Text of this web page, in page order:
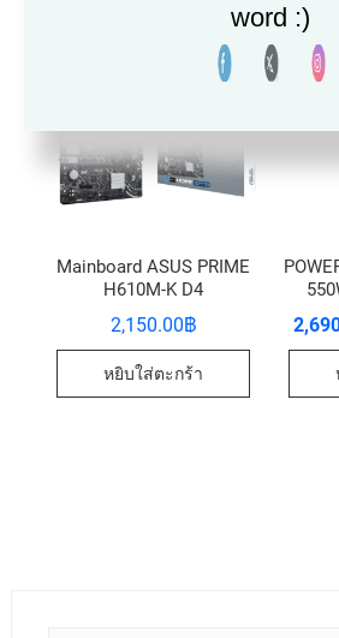
Mainboard ASUS PRIME
H610M-K D4
2,150.00฿
หยิบใส่ตะกร้า
word :)